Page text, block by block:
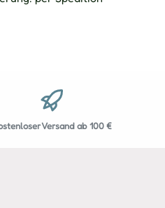
Versand ab 100 €